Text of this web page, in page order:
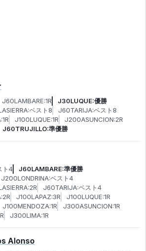
J60LAMBARE:1R
J30LUQUE:優勝
ベスト8
J60TARIJA:ベスト8
J100LUQUE:1R
J200ASUNCION:2R
J60TRUJILLO:準優勝
ト4
J60LAMBARE:準優勝
J200LONDRINA:ベスト4
J60TARIJA:ベスト4
J100LAPAZ:3R
J100LUQUE:1R
J100MENDOZA:1R
J300ASUNCION:1R
J300LIMA:1R
Alonso